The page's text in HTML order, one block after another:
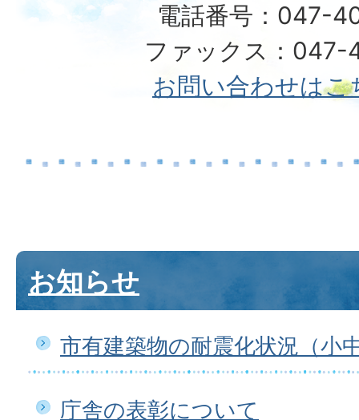
電話番号：047-
ファックス：047-
お問い合わせはこ
お知らせ
市有建築物の耐震化状況（小
庁舎の表彰について